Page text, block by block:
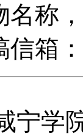
名称
箱：
宁学